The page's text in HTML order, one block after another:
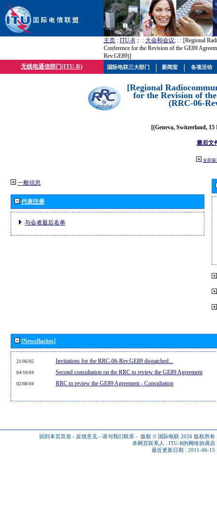
主页 : ITU-R ； : 大会和会议; : : [Regional
Conference for the Revision of the GE89
Rev.GE89)]
无线电通信部门(ITU-R)
[Regional
for the Revision of
(RRC-06-
[(Geneva, Switzerland, 15
最后文
全部展
一般信息
代表注册
与会者最后名单
[Newsflashes]
21/06/05 Invitations for the RRC-06-Rev.GE89 dispatched...
04/10/04 Second consultation on the RRC to review the GE89 Agreement
02/08/04 RRC to review the GE89 Agreement - Consultation
回到本页页首 - 反馈意见 - 请与我们联系 - 版权 © 国际电联 2026 版权所有
本网页联系人 : ITU-R的网络协调员
最近更新日期 : 2011-06-15
国际电联三大部门 新闻室 各项活动